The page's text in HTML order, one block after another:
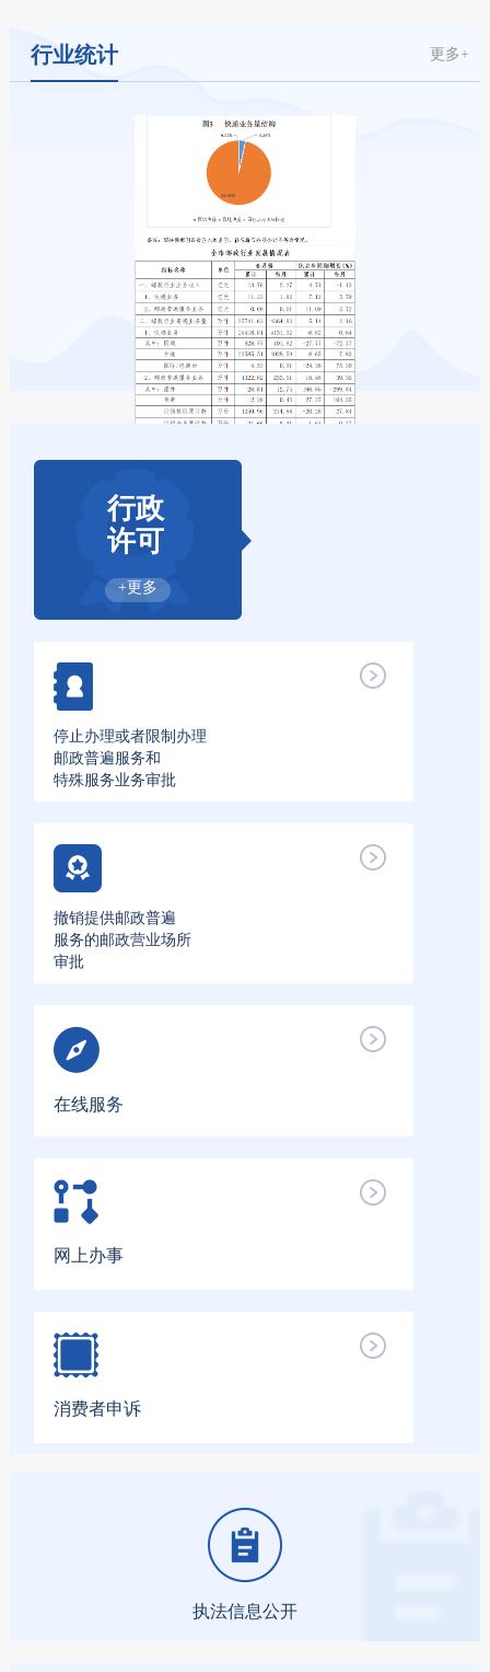
行业统计 更多+
行政
许可
+更多
停止办理或者限制办理
邮政普遍服务和
特殊服务业务审批
撤销提供邮政普遍
服务的邮政营业场所
审批
在线服务
网上办事
消费者申诉
执法信息公开